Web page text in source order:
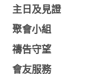
蒲公英希望基金會
好消息衛星電視台
基督教今日報
主日及見證
聚會小組
禱告守望
會友服務